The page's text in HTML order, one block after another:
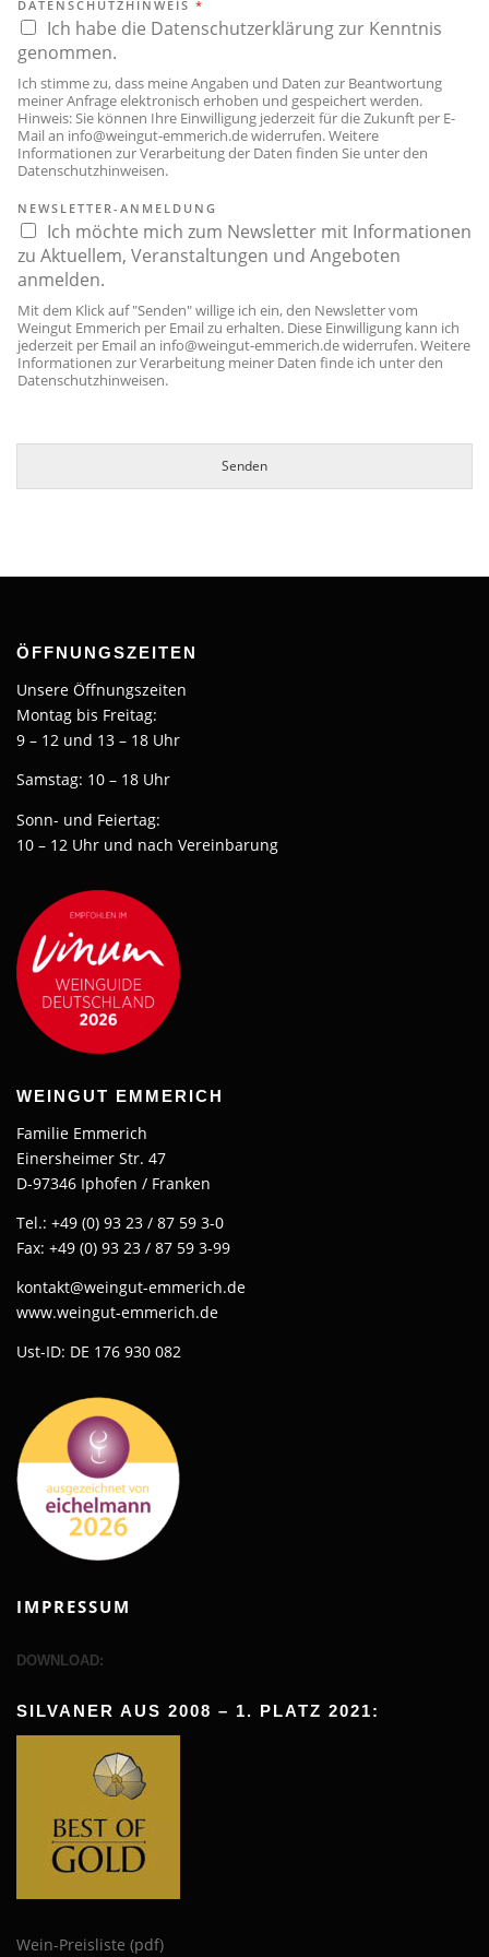
DATENSCHUTZHINWEIS *
Ich habe die Datenschutzerklärung zur Kenntnis
genommen.
Ich stimme zu, dass meine Angaben und Daten zur Beantwortung
meiner Anfrage elektronisch erhoben und gespeichert werden.
Hinweis: Sie können Ihre Einwilligung jederzeit für die Zukunft per E-
Mail an info@weingut-emmerich.dewiderrufen. Weitere
Informationen zur Verarbeitung der Daten finden Sie unter den
Datenschutzhinweisen.
NEWSLETTER-ANMELDUNG
Ich möchte mich zum Newsletter mit Informationen
zu Aktuellem, Veranstaltungen und Angeboten
anmelden.
Mit dem Klick auf "Senden" willige ich ein, den Newsletter vom
Weingut Emmerich per Email zu erhalten. Diese Einwilligung kann ich
jederzeit per Email an info@weingut-emmerich.dewiderrufen. Weitere
Informationen zur Verarbeitung meiner Daten finde ich unter den
Datenschutzhinweisen.
Senden
ÖFFNUNGSZEITEN
Unsere Öffnungszeiten
Montag bis Freitag:
9 – 12 und 13 – 18 Uhr
Samstag: 10 – 18 Uhr
Sonn- und Feiertag:
10 – 12 Uhr und nach Vereinbarung
WEINGUT EMMERICH
Familie Emmerich
Einersheimer Str. 47
D-97346 Iphofen / Franken
Tel.: +49 (0) 93 23 / 87 59 3-0
Fax: +49 (0) 93 23 / 87 59 3-99
kontakt@weingut-emmerich.de
www.weingut-emmerich.de
Ust-ID: DE 176 930 082
IMPRESSUM
DOWNLOAD:
SILVANER AUS 2008 – 1. PLATZ 2021:
Wein-Preisliste (pdf)